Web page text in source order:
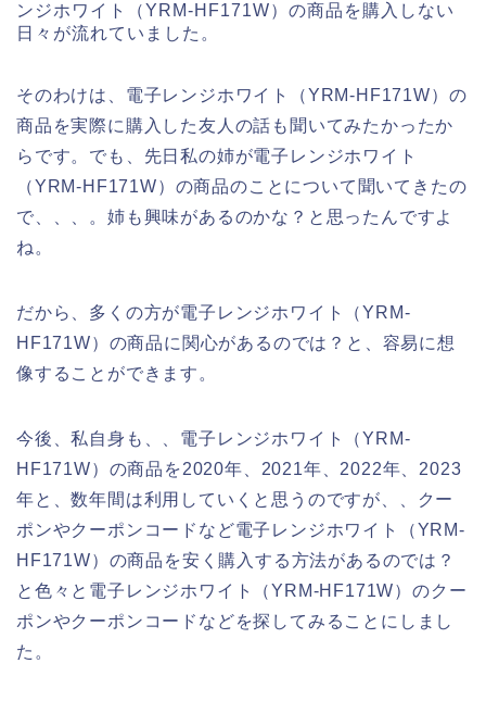
ンジホワイト（YRM-HF171W）の商品を購入しない
日々が流れていました。
そのわけは、電子レンジホワイト（YRM-HF171W）の
商品を実際に購入した友人の話も聞いてみたかったか
らです。でも、先日私の姉が電子レンジホワイト
（YRM-HF171W）の商品のことについて聞いてきたの
で、、、。姉も興味があるのかな？と思ったんですよ
ね。
だから、多くの方が電子レンジホワイト（YRM-
HF171W）の商品に関心があるのでは？と、容易に想
像することができます。
今後、私自身も、、電子レンジホワイト（YRM-
HF171W）の商品を2020年、2021年、2022年、2023
年と、数年間は利用していくと思うのですが、、クー
ポンやクーポンコードなど電子レンジホワイト（YRM-
HF171W）の商品を安く購入する方法があるのでは？
と色々と電子レンジホワイト（YRM-HF171W）のクー
ポンやクーポンコードなどを探してみることにしまし
た。